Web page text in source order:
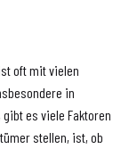
oft mit vielen
in
es viele Faktoren
stellen, ist, ob